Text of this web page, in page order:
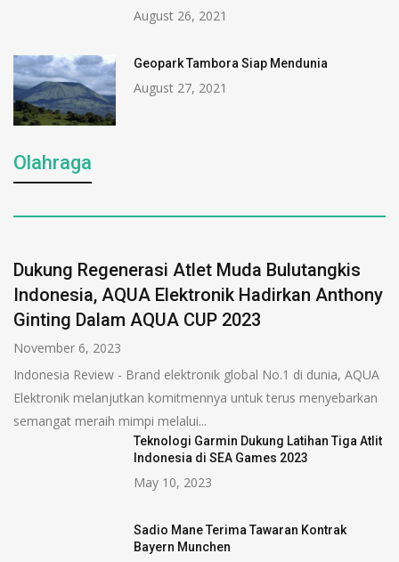
August 26, 2021
Geopark Tambora Siap Mendunia
August 27, 2021
Olahraga
Dukung Regenerasi Atlet Muda Bulutangkis
Indonesia, AQUA Elektronik Hadirkan Anthony
Ginting Dalam AQUA CUP 2023
November 6, 2023
Indonesia Review - Brand elektronik global No.1 di dunia, AQUA
Elektronik melanjutkan komitmennya untuk terus menyebarkan
semangat meraih mimpi melalui...
Teknologi Garmin Dukung Latihan Tiga Atlit
Indonesia di SEA Games 2023
May 10, 2023
Sadio Mane Terima Tawaran Kontrak
Bayern Munchen